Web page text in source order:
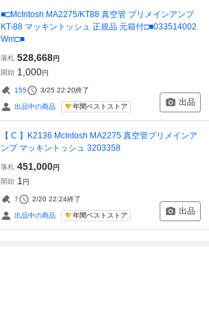
■□McIntosh MA2275/KT88 真空管 プリメインアンプ
KT-88 マッキントッシュ 正規品 元箱付□■033514002
Wm□■
落札 528,668円
開始 1,000円
155 3/25 22:20終了
出品中の商品 年間ベストストア 出品
【 C 】K2136 McIntosh MA2275 真空管プリメインア
ンプ マッキントッシュ 3203358
落札 451,000円
開始 1 円
7 2/20 22:24終了
出品中の商品 年間ベストストア 出品